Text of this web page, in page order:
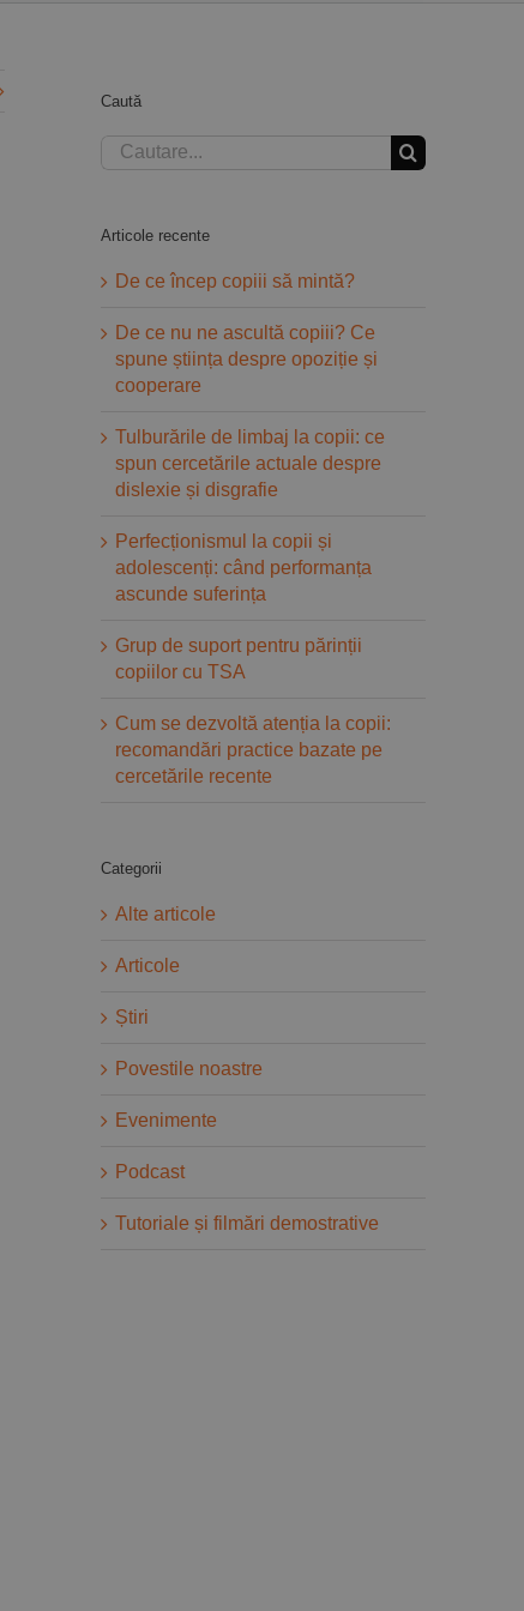
Caută
Cautare...
Articole recente
De ce încep copiii să mintă?
De ce nu ne ascultă copiii? Ce
spune știința despre opoziție și
cooperare
Tulburările de limbaj la copii: ce
spun cercetările actuale despre
dislexie și disgrafie
Perfecționismul la copii și
adolescenți: când performanța
ascunde suferința
Grup de suport pentru părinții
copiilor cu TSA
Cum se dezvoltă atenția la copii:
recomandări practice bazate pe
cercetările recente
Categorii
Alte articole
Articole
Știri
Povestile noastre
Evenimente
Podcast
Tutoriale și filmări demostrative